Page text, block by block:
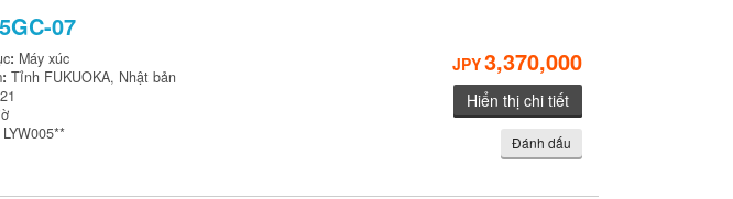
07
: Máy xúc
: Tỉnh FUKUOKA, Nhật bản
LYW005**
JPY3,370,000
Hiển thị chi tiết
Đánh dấu